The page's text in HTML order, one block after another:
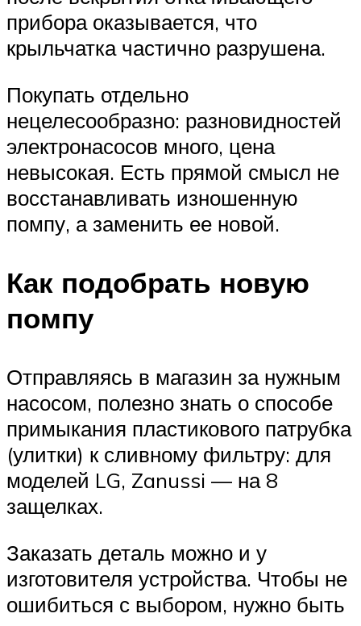
прибора оказывается, что
крыльчатка частично разрушена.
Покупать отдельно
нецелесообразно: разновидностей
электронасосов много, цена
невысокая. Есть прямой смысл не
восстанавливать изношенную
помпу, а заменить ее новой.
Как подобрать новую
помпу
Отправляясь в магазин за нужным
насосом, полезно знать о способе
примыкания пластикового патрубка
(улитки) к сливному фильтру: для
моделей LG, Zanussi — на 8
защелках.
Заказать деталь можно и у
изготовителя устройства. Чтобы не
ошибиться с выбором, нужно быть